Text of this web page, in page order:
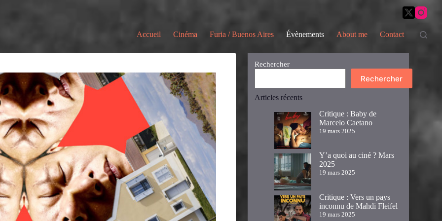
Accueil Cinéma Furia / Buenos Aires Évènements About me Contact
Rechercher
Rechercher
Articles récents
Critique : Baby de
Marcelo Caetano
19 mars 2025
Y’a quoi au ciné ? Mars
2025
19 mars 2025
Critique : Vers un pays
inconnu de Mahdi Fleifel
19 mars 2025